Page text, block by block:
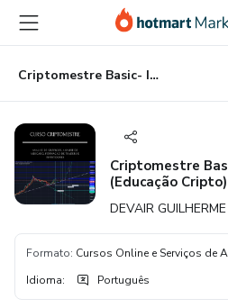
para
conteúdo
principal
para
pagamento
para
rodapé
Criptomestre Basic- Intermediário (Educação Cripto)
Criptomestre
(Educação Cripto)
DEVAIR
Formato: Cursos Online e Serviços de
Idioma: Português